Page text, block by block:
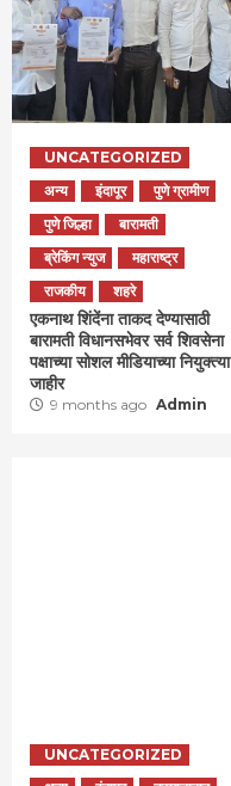
UNCATEGORIZED
अन्य
इंदापूर
पुणे ग्रामीण
पुणे जिल्हा
बारामती
ब्रेकिंग न्युज
महाराष्ट्र
राजकीय
शहरे
एकनाथ शिंदेंना ताकद देण्यासाठी
बारामती विधानसभेवर सर्व शिवसेना
पक्षाच्या सोशल मीडियाच्या नियुक्त्या
जाहीर
9 months ago Admin
UNCATEGORIZED